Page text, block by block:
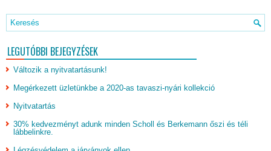
LEGUTÓBBI BEJEGYZÉSEK
Változik a nyitvatartásunk!
Megérkezett üzletünkbe a 2020-as tavaszi-nyári kollekció
Nyitvatartás
30% kedvezményt adunk minden Scholl és Berkemann őszi és téli
lábbelinkre.